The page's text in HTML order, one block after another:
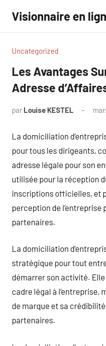
contenu
Visionnaire en
Uncategorized
Les Avantages
Adresse
par Louise KESTEL
La domiciliation
pour tous les dirigeants,
adresse légale pour son
utilisée pour la réception
inscriptions officielles, et
perception de l’entreprise
partenaires.
La domiciliation
stratégique pour tout
démarrer son activité.
cadre légal à l’entreprise,
de marque et sa
partenaires.